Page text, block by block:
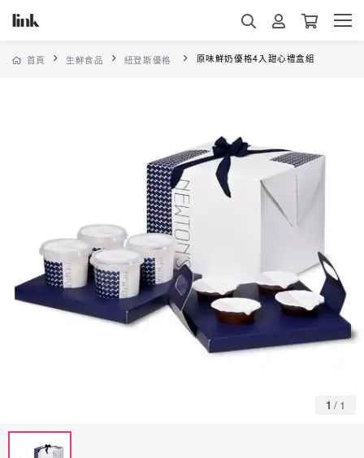
首頁 生鮮食品 紐登斯優格 原味鮮奶優格4入甜心禮盒組
1 / 1